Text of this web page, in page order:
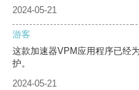
2024-05-21
游客
这款加速器VPM应用程序已经
护。
2024-05-21